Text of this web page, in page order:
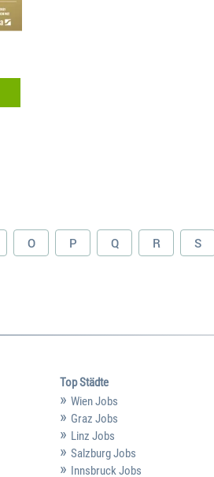
O P Q R S
Top Städte
Wien Jobs
Graz Jobs
Linz Jobs
Salzburg Jobs
Innsbruck Jobs